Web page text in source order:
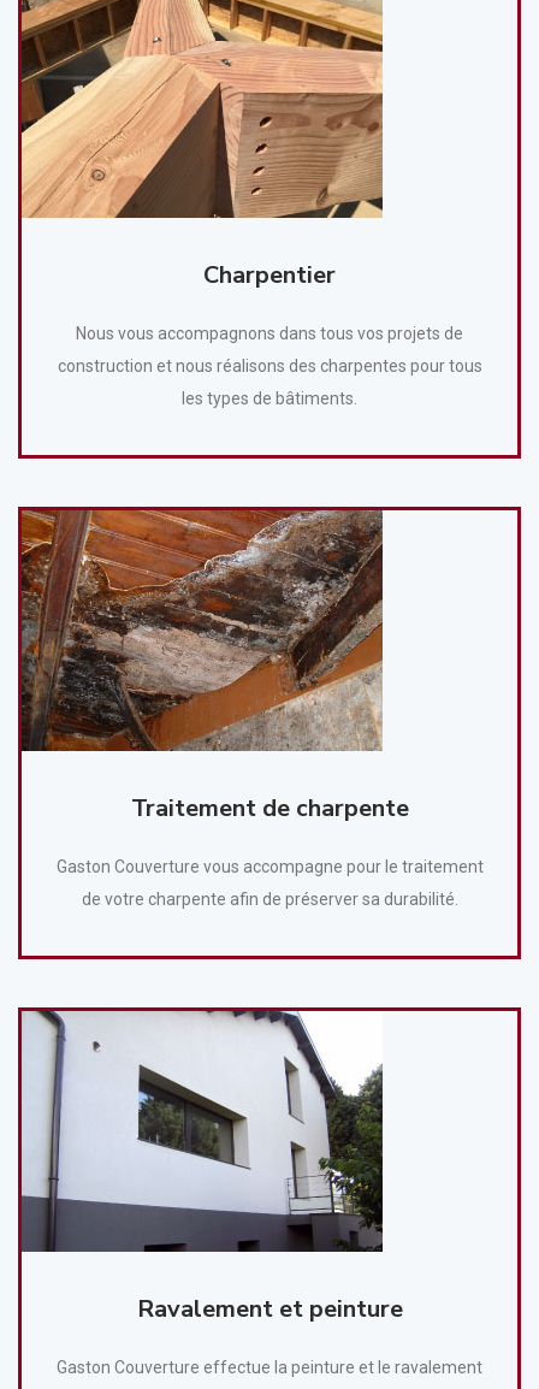
Charpentier
Nous vous accompagnons dans tous vos projets de
construction et nous réalisons des charpentes pour tous
les types de bâtiments.
Traitement de charpente
Gaston Couverture vous accompagne pour le traitement
de votre charpente afin de préserver sa durabilité.
Ravalement et peinture
Gaston Couverture effectue la peinture et le ravalement